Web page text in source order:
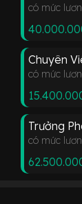
có mức
Chuyên
có mức
Trưởng
có mức